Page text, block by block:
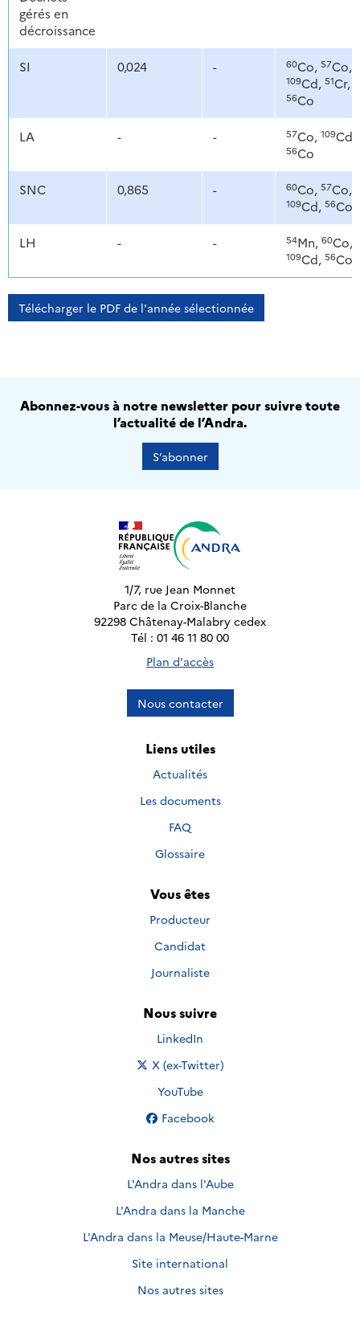
gérés en
décroissance
SI 0,024 - 60Co, 57Co,
109Cd, 51Cr,
56Co
LA - - 57Co, 109Cd,
56Co
SNC 0,865 - 60Co, 57Co,
109Cd, 56Co
LH - - 54Mn, 60Co,
109Cd, 56Co
Télécharger le PDF de l'année sélectionnée
Abonnez-vous à notre newsletter pour suivre toute
l’actualité de l’Andra.
S’abonner
1/7, rue Jean Monnet
Parc de la Croix-Blanche
92298 Châtenay-Malabry cedex
Tél : 01 46 11 80 00
Plan d'accès
Nous contacter
Liens utiles
Actualités
Les documents
FAQ
Glossaire
Vous êtes
Producteur
Candidat
Journaliste
Nous suivre
Nous suivre sur
LinkedIn
Nous suivre sur
X (ex-Twitter)
Nous suivre sur
YouTube
Nous suivre sur
Facebook
Nos autres sites
L'Andra dans l'Aube
L'Andra dans la Manche
L'Andra dans la Meuse/Haute-Marne
Site international
Nos autres sites